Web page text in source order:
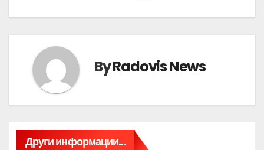
ByRadovis News
Други информации...